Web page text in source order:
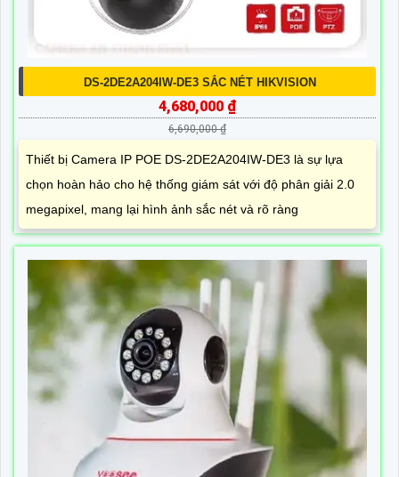
DS-2DE2A204IW-DE3 SẮC NÉT HIKVISION
4,680,000 ₫
6,690,000 ₫
Thiết bị Camera IP POE DS-2DE2A204IW-DE3 là sự lựa
chọn hoàn hảo cho hệ thống giám sát với độ phân giải 2.0
megapixel, mang lại hình ảnh sắc nét và rõ ràng